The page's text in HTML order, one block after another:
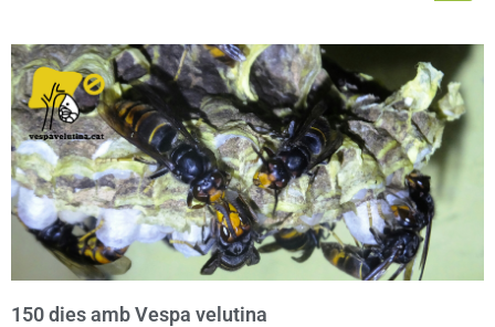
150 dies amb Vespa velutina
PagePagePage